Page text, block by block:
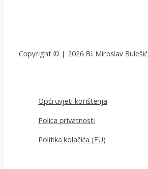
Copyright © | 2026 Bl. Miroslav Bulešić
Opći uvjeti korištenja
Polica privatnosti
Politika kolačića (EU)